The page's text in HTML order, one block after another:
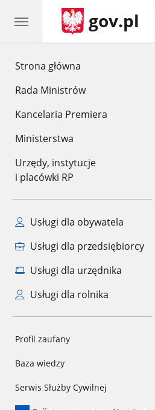
Strona główna
Rada Ministrów
Kancelaria Premiera
Ministerstwa
Urzędy, instytucje
i placówki RP
Usługi dla obywatela
Usługi dla przedsiębiorcy
Usługi dla urzędnika
Usługi dla rolnika
Profil zaufany
Baza wiedzy
Serwis Służby Cywilnej
gov.pl